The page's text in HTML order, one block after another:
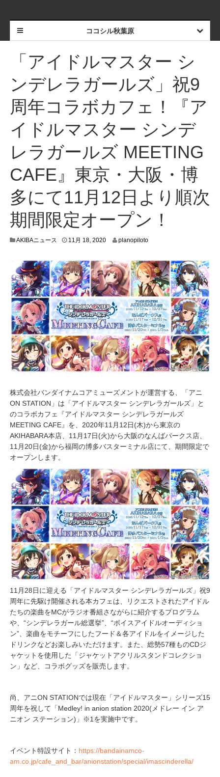
ココシル秋葉原
「アイドルマスター シ
ンデレラガールズ」祝9
周年コラボカフェ！『ア
イドルマスター シンデ
レラガールズ MEETING
CAFE』東京・大阪・博
多にて11月12日より順次
期間限定オープン！
AKIBAニュース 11月 18, 20201
1
3
,
2
0
2
0
planopiloto
株式会社バンダイナムコアミューズメントが運営する、「アニ
ON STATION」は「アイドルマスター シンデレラガールズ」と
のコラボカフェ『アイドルマスター シンデレラガールズ
MEETING CAFE』を、2020年11月12日(木)から東京の
AKIHABARA本店、11月17日(火)から大阪のなんばパークス店、
11月20日(金)から福岡の博多バスターミナル店にて、期間限定で
オープンします。
11月28日に迎える「アイドルマスター シンデレラガールズ」祝9
周年に先駆け開催される本カフェは、リクエストされたアイドル
たちの楽曲をMCがラジオ番組さながらに紹介するプログラム
や、“シンデレラガール総選挙”、“ボイスアイドルオーディショ
ン”、楽曲をモチーフにしたフード＆各アイドルをイメージした
ドリンクなどお楽しみいただけます。また、総勢57種ものCDジ
ャケットを使用した「ジャケットアクリルスタンドコレクショ
ン」など、コラボグッズを販売します。
尚、アニON STATIONでは現在「アイドルマスター」シリーズ15
周年を祝して「Medley! in anion station 2020(メドレー イン ア
ニオン ステーション)」※1を実施中です。
イベント特設サイト： https://bandainamco-
am.co.jp/cafe_and_bar/anionstation/special/imascinderella/